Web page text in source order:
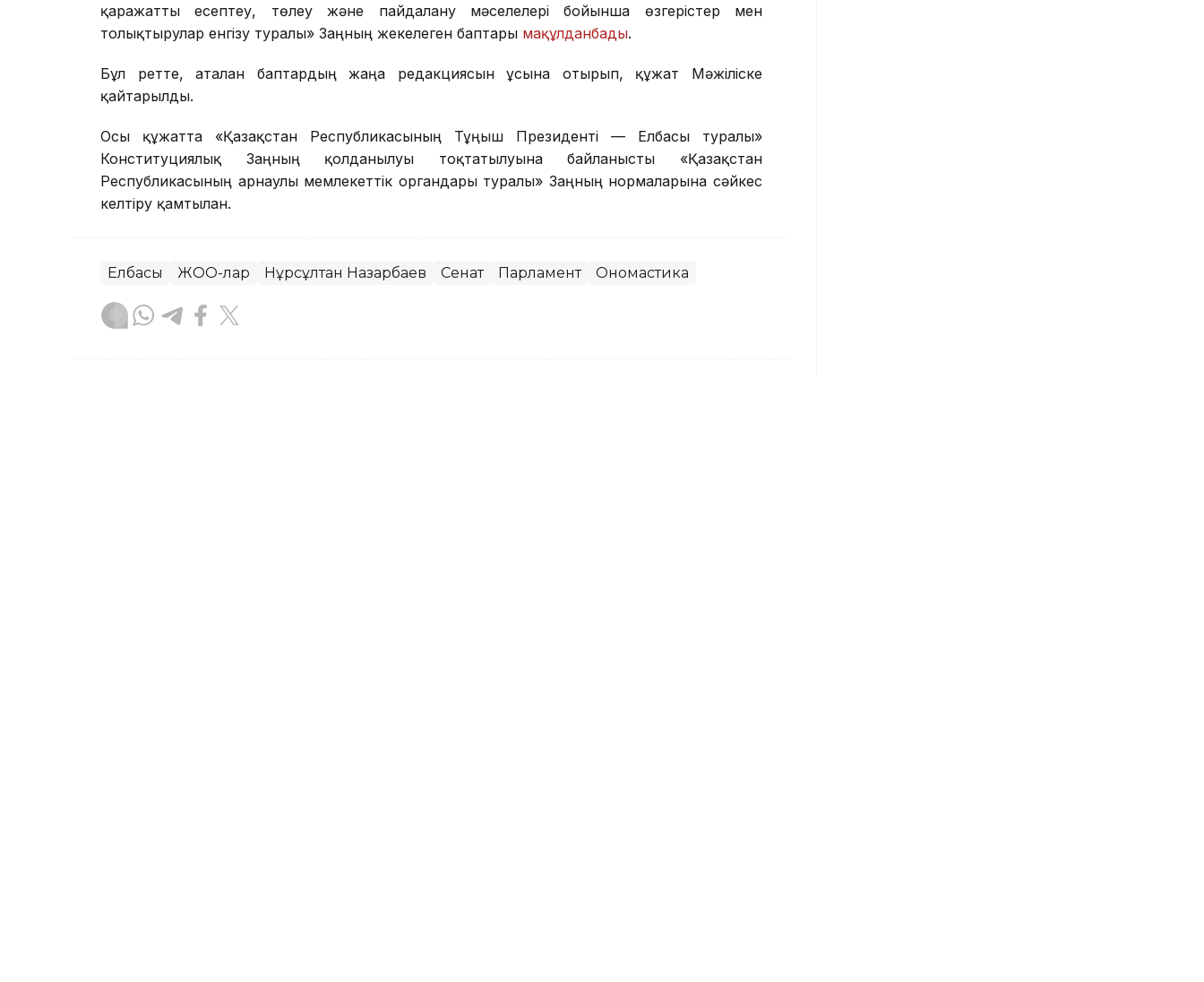
қаражатты есептеу, төлеу және пайдалану мәселелері бойынша өзгерістер мен
толықтырулар енгізу туралы» Заңның жекелеген баптары мақұлданбады.
Бұл ретте, аталған баптардың жаңа редакциясын ұсына отырып, құжат Мәжіліске
қайтарылды.
Осы құжатта «Қазақстан Республикасының Тұңғыш Президенті — Елбасы туралы»
Конституциялық Заңның қолданылуы тоқтатылуына байланысты «Қазақстан
Республикасының арнаулы мемлекеттік органдары туралы» Заңның нормаларына сәйкес
келтіру қамтылған.
Елбасы ЖОО-лар Нұрсұлтан Назарбаев Сенат Парламент Ономастика